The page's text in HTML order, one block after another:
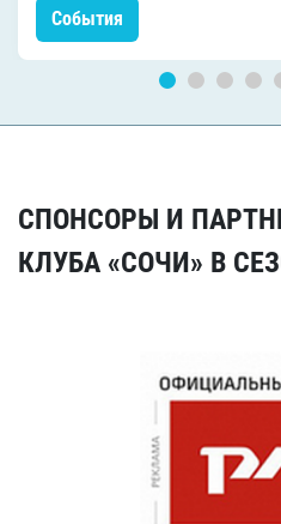
События
СПОНСОРЫ И
КЛУБА «СОЧИ» В